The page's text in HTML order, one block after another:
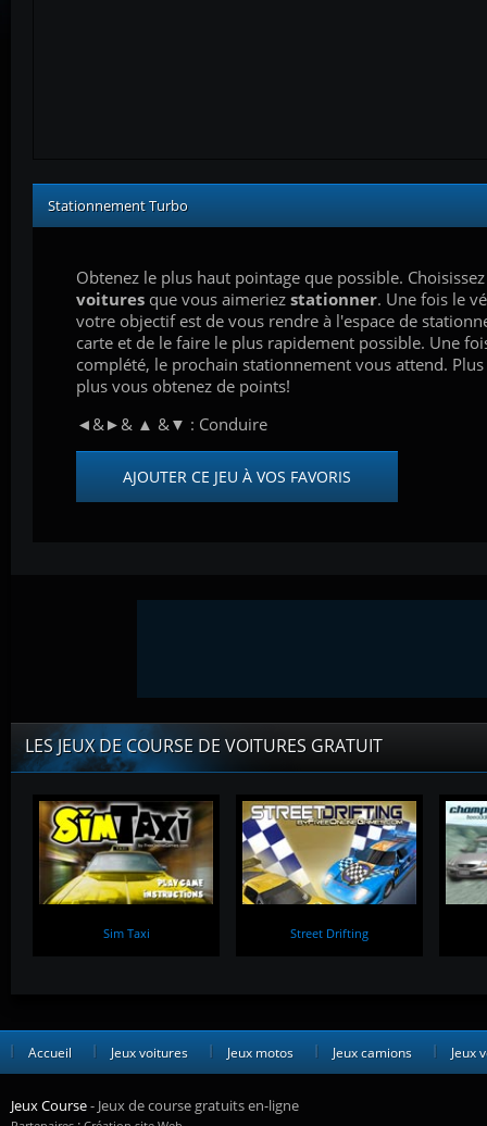
Stationnement Turbo
Obtenez le plus haut pointage que possible.
voitures que vous aimeriez stationner. Une fois le
votre objectif est de vous rendre à l'espace de
carte et de le faire le plus rapidement possible. Une
complété, le prochain stationnement vous attend.
plus vous obtenez de points!
◄&►& ▲ &▼ : Conduire
AJOUTER CE JEU À VOS FAVORIS
LES JEUX DE COURSE DE VOITURES GRATUIT
Sim Taxi Street Drifting
Accueil Jeux voitures Jeux motos Jeux camions Jeux
Jeux Course- Jeux de course gratuits en-ligne